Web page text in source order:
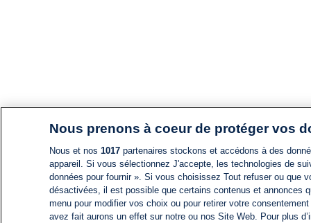
Nous prenons à coeur de protéger vos
Nous et nos 1017partenaires stockons et accédons à des
appareil. Si vous sélectionnez J'accepte, les technologies de
données pour fournir ». Si vous choisissez Tout refuser ou
désactivées, il est possible que certains contenus et annonces
menu pour modifier vos choix ou pour retirer votre
avez fait aurons un effet sur notre ou nos Site Web. Pour plus